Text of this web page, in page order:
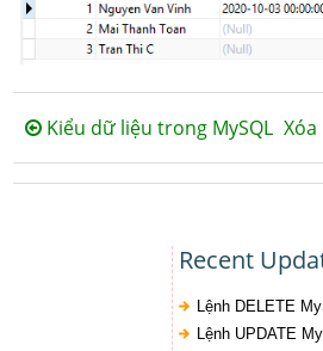
Kiểu dữ liệu trong MySQL
Recent
Lệnh DELETE
Lệnh UPDATE